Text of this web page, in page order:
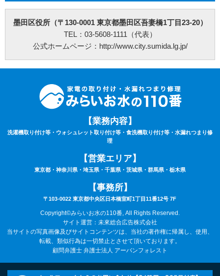
を申し受けます。
います。あらかじめご了承下さい。
⑦ご要望の作業内容や環境によってお下見をさせて頂く場合がございます。下見をさ
せて頂くにあたり下見料として5,500円(税込)を申し受けます。
⑧下見当日に作業が出来ない場合は下見料金5,500円(税込)を申し受けます。また下見
⑩作業時は動作確認を行いますので、ご自宅の電気が通電（コンセントまで電気が届
いている）状態でないと作業はお取り扱いできません。あらかじめご了承下さい。
⑪作業料・技術料・運搬料・処分料などは料金に含まれていません。
⑫9時00分～20時00分以外の出張をご希望の場合は特別出張料がかかります。
⑬作業車の駐車場のご用意が無い場合は、別途駐車料金がかかる場合がございます。
⑭カスタマーハラスメントについて：当社は、サービスに関するお客様からのお問い
合わせやご要望に対して誠意をもって対応するよう心がけております。それと同時
に、日々お客様にサポートを提供している従業員及び関係業者の尊厳と労働環境を守
そのため、お客様のご要望を実現するための手段として、常識の範囲を逸脱する言動
トに該当する行為と判断した場合は、サービスなどの提供をお断りさせていただく場
また、これらの行為が悪質と判断される場合には、警察及び、顧問弁護士に相談のう
え、然るべき対応を取らせていただきます。ご理解とご協力の程、宜しくお願いいた
改訂日:令和8年6月1日
墨田区役所（〒130-0001 東京都墨田区吾妻橋1丁目23-20）
TEL：03-5608-1111（代表）
公式ホームページ：http://www.city.sumida.lg.jp/
【業務内容】
洗濯機取り付け等・ウォシュレット取り付け等・食洗機取り付け等・水漏れつまり修
理
【営業エリア】
東京都・神奈川県・埼玉県・千葉県・茨城県・群馬県・栃木県
【事務所】
〒103-0022 東京都中央区日本橋室町1丁目11番12号 7F
Copyright©みらいお水の110番, All Rights Reserved.
サイト運営：未來総合広告株式会社
当サイトの写真画像及びサイトコンテンツは、当社の著作権に帰属し、使用、
転載、類似行為は一切禁止とさせて頂いております。
顧問弁護士 弁護士法人 アーバンフォレスト